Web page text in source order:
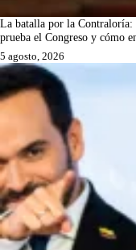
La batalla por la Contraloría:
prueba el Congreso y cómo
5 agosto, 2026